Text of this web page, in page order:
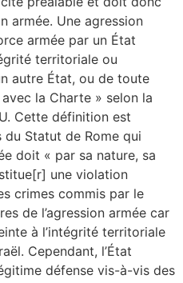
armée. Une agression
armée par un État
territoriale ou
autre État, ou de toute
la Charte » selon la
Cette définition est
Statut de Rome qui
doit « par sa nature, sa
une violation
crimes commis par le
de l’agression armée car
à l’intégrité territoriale
Cependant, l’État
défense vis-à-vis des